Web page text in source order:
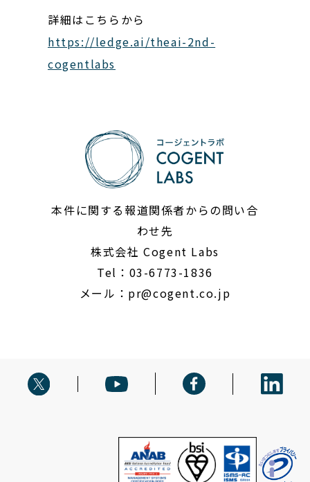
詳細はこちらから
https://ledge.ai/theai-2nd-
cogentlabs
本件に関する報道関係者からの問い合
わせ先
株式会社 Cogent Labs
Tel：03-6773-1836
メール： pr@cogent.co.jp